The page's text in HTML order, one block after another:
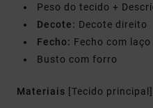
Peso do tecido +
Decote: Decote direito
Fecho: Fecho com
Busto com forro
Materiais [Tecido